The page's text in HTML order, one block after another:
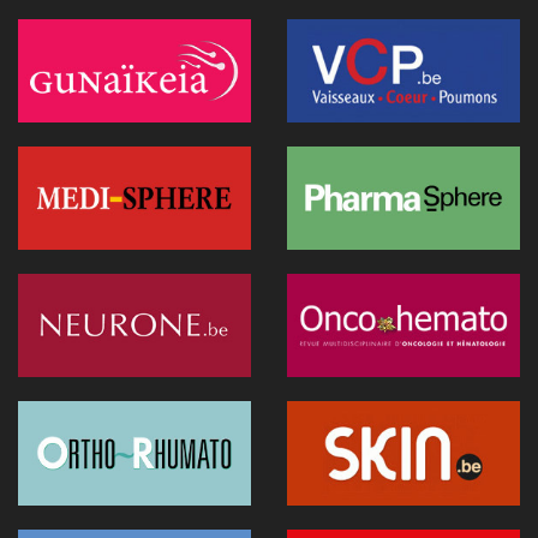
dans la diffusion d'informations
07 juillet 2026 - 20:56
Les Belges restent les plus réticents d'Europe face au
diagnostic médical par l'IA (étude)
réduisant la dose de rayonnement en cathétérisme
06 juillet 2026 - 10:49
L'hôpital d'Ostende teste l'IA en consultation
01 juillet 2026 - 20:51